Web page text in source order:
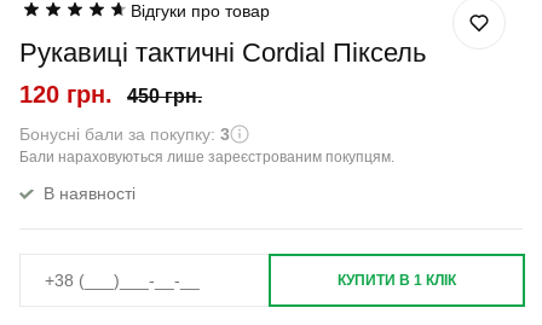
Відгуки про товар
Рукавиці тактичні Cordial Піксель
120 грн. 450 грн.
Бонусні бали за покупку: 3
Бали нараховуються лише зареєстрованим покупцям.
В наявності
КУПИТИ В 1 КЛІК